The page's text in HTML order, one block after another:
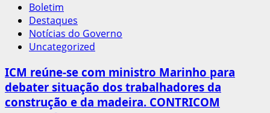
saúde
e
produtividade
como
para
reduzir
a
Boletim
Destaques
Notícias do Governo
Uncategorized
ICM reúne-se com ministro Marinho para
debater situação dos trabalhadores da
construção e da madeira. CONTRICOM